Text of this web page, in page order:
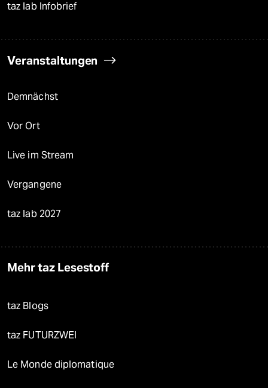
taz lab Infobrief
Veranstaltungen
Demnächst
Vor Ort
Live im Stream
Vergangene
taz lab 2027
Mehr taz Lesestoff
taz Blogs
taz FUTURZWEI
Le Monde diplomatique